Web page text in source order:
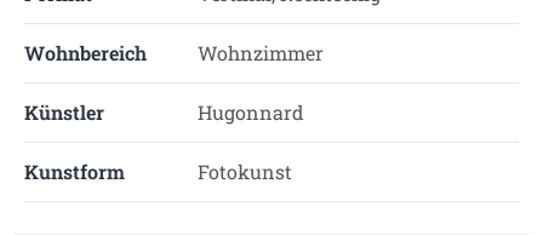
Wohnbereich Wohnzimmer
Künstler Hugonnard
Kunstform Fotokunst